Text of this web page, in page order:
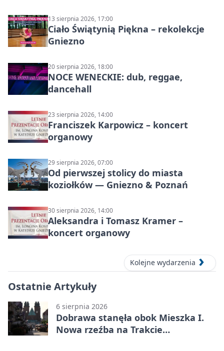
13 sierpnia 2026, 17:00
Ciało Świątynią Piękna – rekolekcje
Gniezno
20 sierpnia 2026, 18:00
NOCE WENECKIE: dub, reggae,
dancehall
23 sierpnia 2026, 14:00
Franciszek Karpowicz – koncert
organowy
29 sierpnia 2026, 07:00
Od pierwszej stolicy do miasta
koziołków — Gniezno & Poznań
30 sierpnia 2026, 14:00
Aleksandra i Tomasz Kramer –
koncert organowy
Kolejne wydarzenia
Ostatnie Artykuły
6 sierpnia 2026
Dobrawa stanęła obok Mieszka I.
Nowa rzeźba na Trakcie